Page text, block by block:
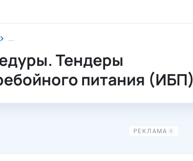
Источники бесперебойного питания (ИБП)
Тендеры
питания (ИБП)